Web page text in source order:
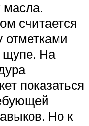
масла.
считается
отметками
щупе. На
показаться
Но к